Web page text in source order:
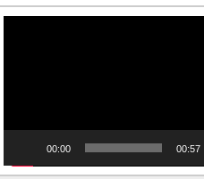
00:00 00:57